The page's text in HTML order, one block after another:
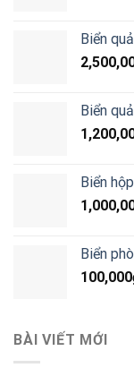
Biển
Biển
Biển
Biển
100,000
BÀI VIẾT MỚI